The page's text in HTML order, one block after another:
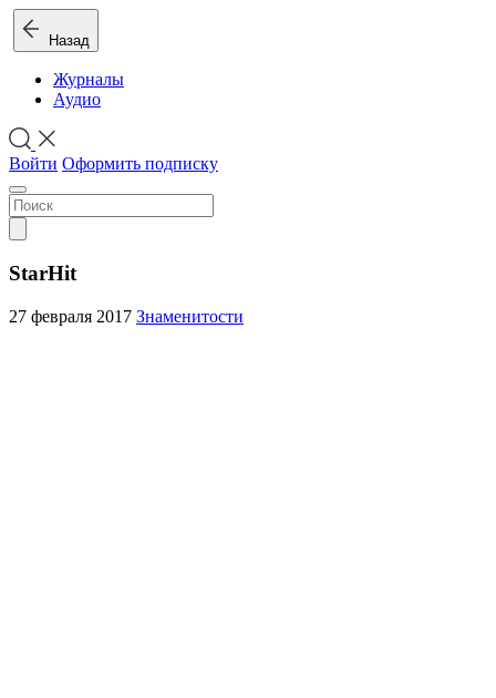
Назад
Журналы
Аудио
Войти Оформить подписку
StarHit
27 февраля 2017 Знаменитости